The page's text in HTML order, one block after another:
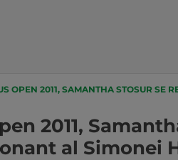
2011, SAMANTHA STOSUR SE
2011,
al Simonei